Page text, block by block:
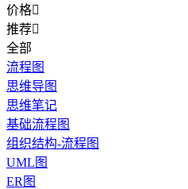
价格
推荐
全部
流程图
思维导图
思维笔记
基础流程图
组织结构-流程图
UML图
ER图